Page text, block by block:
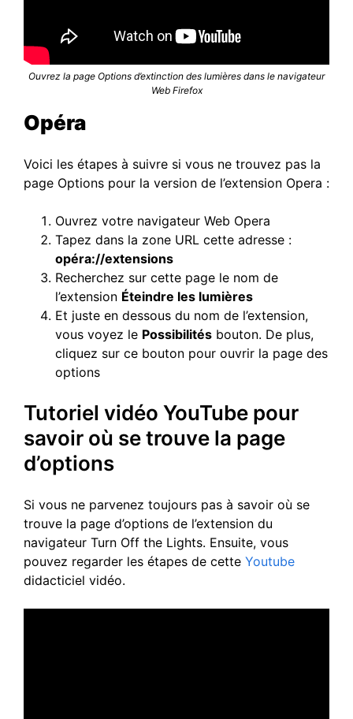
Ouvrez la page Options d’extinction des lumières dans le navigateur
Web Firefox
Opéra
Voici les étapes à suivre si vous ne trouvez pas la
page Options pour la version de l’extension Opera :
Ouvrez votre navigateur Web Opera
Tapez dans la zone URL cette adresse :
opéra://extensions
Recherchez sur cette page le nom de
l’extension Éteindre les lumières
Et juste en dessous du nom de l’extension,
vous voyez le Possibilités bouton. De plus,
cliquez sur ce bouton pour ouvrir la page des
options
Tutoriel vidéo YouTube pour
savoir où se trouve la page
d’options
Si vous ne parvenez toujours pas à savoir où se
trouve la page d’options de l’extension du
navigateur Turn Off the Lights. Ensuite, vous
pouvez regarder les étapes de cette Youtube
didacticiel vidéo.